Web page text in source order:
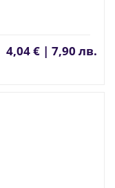
4,04 € | 7,90 лв.